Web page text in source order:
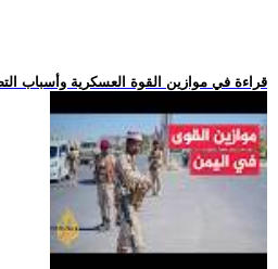
.. قراءة في موازين القوة العسكرية وأسباب